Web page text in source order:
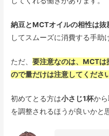
納豆とMCTオイルの相性は抜
してスムーズに消費する手助
ただ、要注意なのは、MCTは
ので量だけは注意してくださ
初めてとる方は小さじ1杯か
を調整されるほうが良いかと